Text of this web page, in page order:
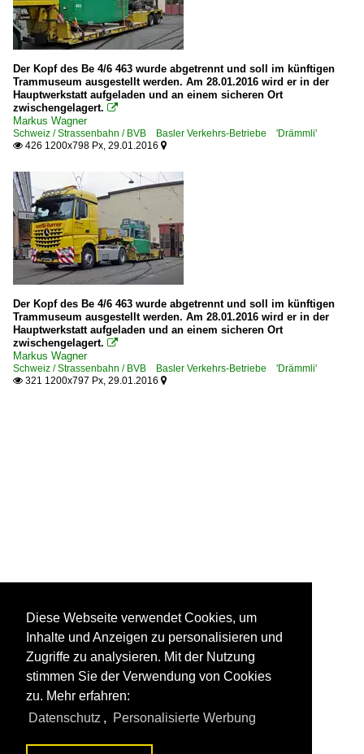
Der Kopf des Be 4/6 463 wurde abgetrennt und soll im künftigen
Trammuseum ausgestellt werden. Am 28.01.2016 wird er in der
Hauptwerkstatt aufgeladen und an einem sicheren Ort
zwischengelagert. 
Markus Wagner
Schweiz / Strassenbahn / BVB Basler Verkehrs-Betriebe 'Drämmli'
 426 1200x798 Px, 29.01.2016 
Der Kopf des Be 4/6 463 wurde abgetrennt und soll im künftigen
Trammuseum ausgestellt werden. Am 28.01.2016 wird er in der
Hauptwerkstatt aufgeladen und an einem sicheren Ort
zwischengelagert. 
Markus Wagner
Schweiz / Strassenbahn / BVB Basler Verkehrs-Betriebe 'Drämmli'
 321 1200x797 Px, 29.01.2016 
Diese Webseite verwendet Cookies, um
Inhalte und Anzeigen zu personalisieren und
Zugriffe zu analysieren. Mit der Nutzung
stimmen Sie der Verwendung von Cookies
zu. Mehr erfahren:
Datenschutz , Personalisierte Werbung